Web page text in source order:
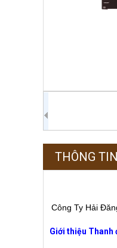
THÔNG
Công Ty Hải
Giới thiệu